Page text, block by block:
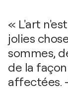
« L'art
jolies
sommes,
de la
affectées.